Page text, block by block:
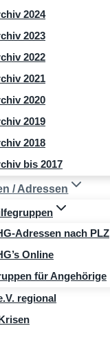
2024
2023
2022
2021
2020
2019
2018
bis 2017
/ Adressen
Adressen nach PLZ
Online
für Angehörige
regional